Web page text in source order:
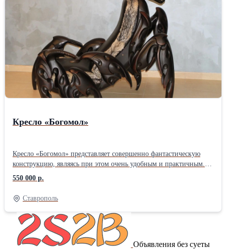
позолоченной серединой выглядит еще более великолепным.
Такой стол станет центральной частью самой изысканной
гостиной, внося в интерьер яркие солнечные блики.
Кресло «Богомол»
Кресло «Богомол» представляет совершенно фантастическую
конструкцию, являясь при этом очень удобным и практичным.
Оно вполне соответствует своему названию и по форме
напоминает это насекомое. Благодаря умелым рукам мастера,
каждая деталь, выполненная из тонированного ясеня,
представляет часть произведения искусства. А в целом, кресло
является настоящим шедевром, который внесет в интерьер нотки
изящества и великолепия. Сиденье и спинка покрыты кожей и
мехом енотовидной собаки.
550 000 р.
Ставрополь
Объявления без суеты